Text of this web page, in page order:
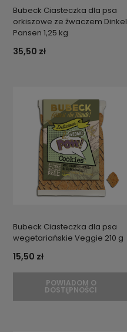
Bubeck Ciasteczka dla psa
orkiszowe ze żwaczem Dinkel
Pansen 1,25 kg
35,50 zł
Bubeck Ciasteczka dla psa
wegetariańskie Veggie 210 g
15,50 zł
POWIADOM O
DOSTĘPNOŚCI